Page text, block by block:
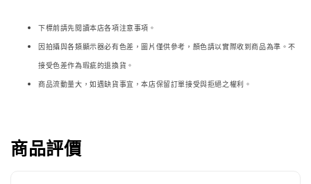
下標前請先閱讀本店各項注意事項。
因拍攝與各類顯示器必有色差，圖片僅供參考，顏色請以實際收到商品為準。不
接受色差作為瑕疵的退換貨。
商品流動量大，如遇缺貨事宜，本店保留訂單接受與拒絕之權利。
商品評價